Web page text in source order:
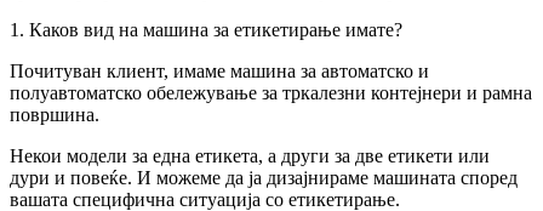
1. Каков вид на машина за етикетирање имате?
Почитуван клиент, имаме машина за автоматско и
полуавтоматско обележување за тркалезни контејнери и рамна
површина.
Некои модели за една етикета, а други за две етикети или
дури и повеќе. И можеме да ја дизајнираме машината според
вашата специфична ситуација со етикетирање.